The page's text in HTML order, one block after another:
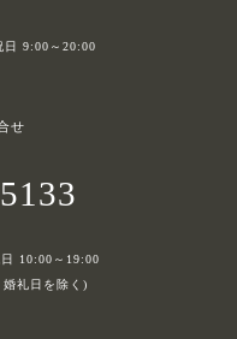
9:00～20:00
せ
10:00～19:00
礼日を除く)